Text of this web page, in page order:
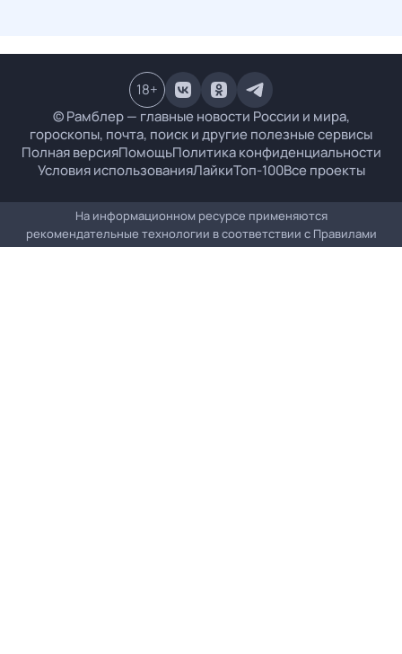
© Рамблер — главные новости России и мира,
гороскопы, почта, поиск и другие полезные сервисы
Полная версияПомощьПолитика конфиденциальности
Условия использованияЛайкиТоп-100Все проекты
18+
На информационном ресурсе применяются
рекомендательные технологии в соответствии с Правилами